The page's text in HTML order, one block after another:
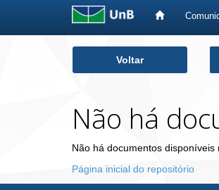
Voltar
Não há
Não há documentos
Página inicial do repositório